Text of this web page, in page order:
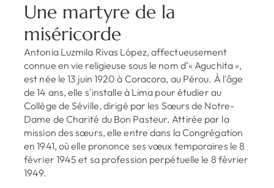
Une martyre de la
miséricorde
Antonia Luzmila Rivas López, affectueusement
connue en vie religieuse sous le nom d’« Aguchita »,
est née le 13 juin 1920 à Coracora, au Pérou. À l'âge
de 14 ans, elle s'installe à Lima pour étudier au
Collège de Séville, dirigé par les Sœurs de Notre-
Dame de Charité du Bon Pasteur. Attirée par la
mission des sœurs, elle entre dans la Congrégation
en 1941, où elle prononce ses vœux temporaires le 8
février 1945 et sa profession perpétuelle le 8 février
1949.